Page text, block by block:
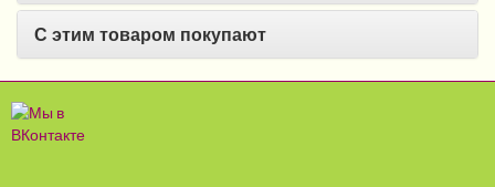
Игры и развитие
Принадлежности для выписки
Сумки для мам и детей
С этим товаром покупают